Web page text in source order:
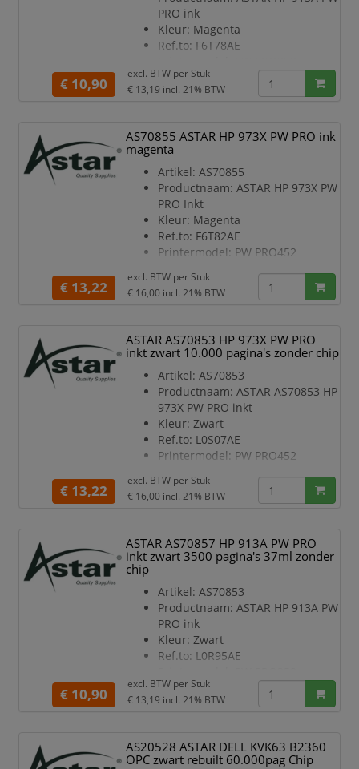
PRO ink
Kleur: Magenta
Ref.to: F6T78AE
Inhoud in ml: 37
Type: Rebuilt
€ 10,90
excl. BTW per Stuk
€ 13,19 incl. 21% BTW
AS70855 ASTAR HP 973X PW PRO ink
magenta
Artikel: AS70855
Productnaam: ASTAR HP 973X PW
PRO Inkt
Kleur: Magenta
Ref.to: F6T82AE
Printermodel: PW PRO452
Type: Rebuilt
Pagina’s: 7000
€ 13,22
excl. BTW per Stuk
€ 16,00 incl. 21% BTW
ASTAR AS70853 HP 973X PW PRO
inkt zwart 10.000 pagina's zonder chip
Artikel: AS70853
Productnaam: ASTAR AS70853 HP
973X PW PRO inkt
Kleur: Zwart
Ref.to: L0S07AE
Printermodel: PW PRO452
Type: Rebuilt
Pagina’s: 10.000
€ 13,22
excl. BTW per Stuk
€ 16,00 incl. 21% BTW
ASTAR AS70857 HP 913A PW PRO
inkt zwart 3500 pagina's 37ml zonder
chip
Artikel: AS70853
Productnaam: ASTAR HP 913A PW
PRO ink
Kleur: Zwart
Ref.to: L0R95AE
Inhoud in ml: 37
Type: Rebuilt
€ 10,90
excl. BTW per Stuk
€ 13,19 incl. 21% BTW
AS20528 ASTAR DELL KVK63 B2360
OPC zwart rebuilt 60.000pag Chip